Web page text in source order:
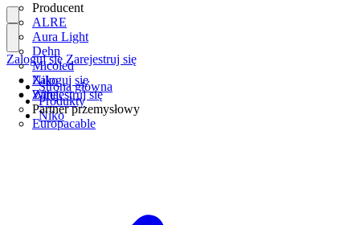
Producent
ALRE
Aura Light
Dehn
Micoled
Niko
Wiha
Partner przemysłowy
Europacable
Zaloguj się
Zarejestruj się
Zaloguj się Zarejestruj się
Strona główna
Produkty
Niko